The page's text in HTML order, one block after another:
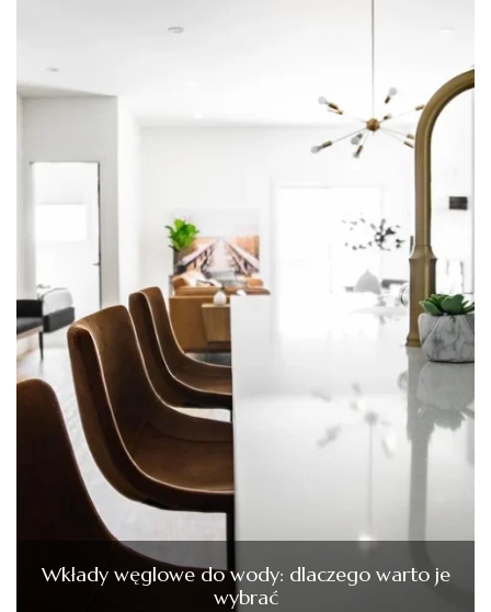
Wkłady węglowe do wody: dlaczego warto je
wybrać